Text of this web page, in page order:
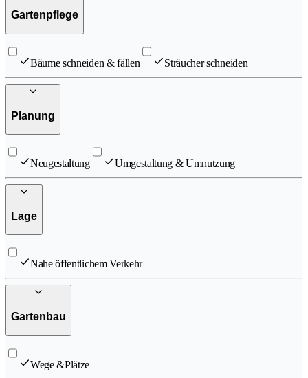
Gartenpflege
Bäume schneiden & fällen Sträucher schneiden
Planung
Neugestaltung Umgestaltung & Umnutzung
Lage
Nahe öffentlichem Verkehr
Gartenbau
Wege &Plätze